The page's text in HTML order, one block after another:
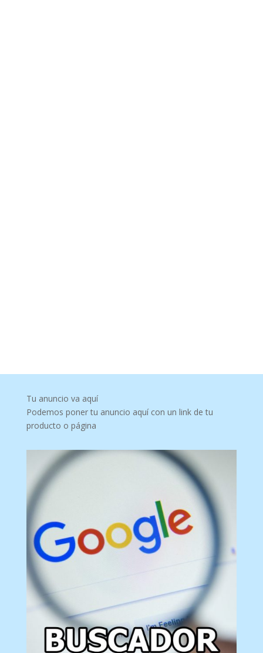
Tu anuncio va aquí
Podemos poner tu anuncio aquí con un link de tu
producto o página